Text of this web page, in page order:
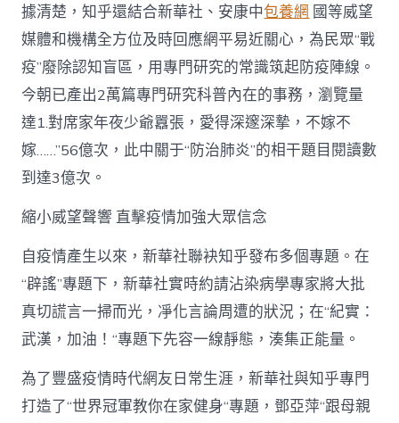
知
乎
發
聲〉
中
據清楚，知乎還結合新華社、安康中包養網 國等威望
媒體和機構全方位及時回應網平易近關心，為民眾“戰
疫”廢除認知盲區，用專門研究的常識筑起防疫陣線。
今朝已產出2萬篇專門研究科普內在的事務，瀏覽量
達1.對席家年夜少爺囂張，愛得深邃深摯，不嫁不
嫁……”56億次，此中關于“防治肺炎”的相干題目閱讀數
到達3億次。
縮小威望聲響 直擊疫情加強大眾信念
自疫情產生以來，新華社聯袂知乎發布多個專題。在
“辟謠”專題下，新華社實時約請沾染病學專家將大批
真切謊言一掃而光，凈化言論周遭的狀況；在“紀實：
武漢，加油！“專題下先容一線靜態，湊集正能量。
為了豐盛疫情時代網友日常生涯，新華社與知乎專門
打造了“世界冠軍教你在家健身“專題，鄧亞萍“跟母親